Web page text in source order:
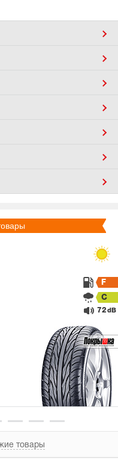
F
C
72 dB
товары